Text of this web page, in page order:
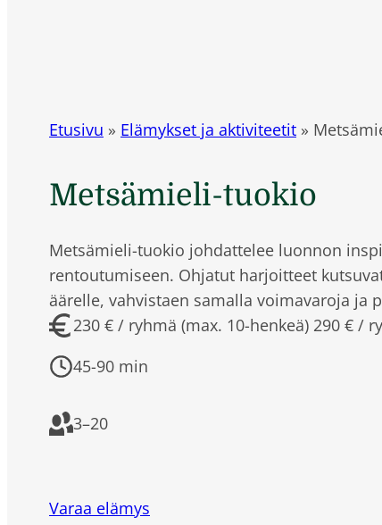
Etusivu » Elämykset ja aktiviteetit »
Metsämieli-tuokio
Metsämieli-tuokio johdattelee luonnon
rentoutumiseen. Ohjatut harjoitteet
äärelle, vahvistaen samalla voimavaroja ja
230 € / ryhmä (max. 10-henkeä) 290 € /
45-90 min
3–20
Varaa elämys